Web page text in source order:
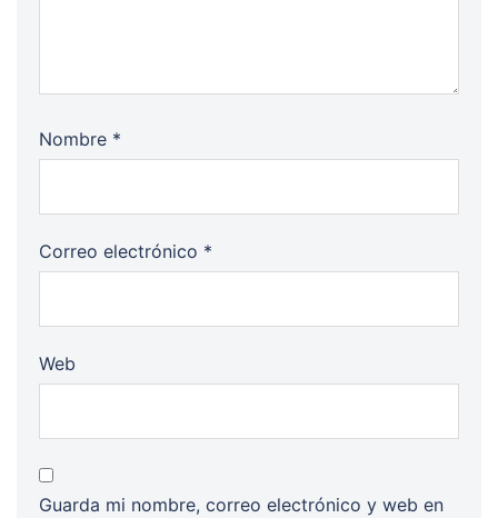
Nombre *
Correo electrónico *
Web
Guarda mi nombre, correo electrónico y web en